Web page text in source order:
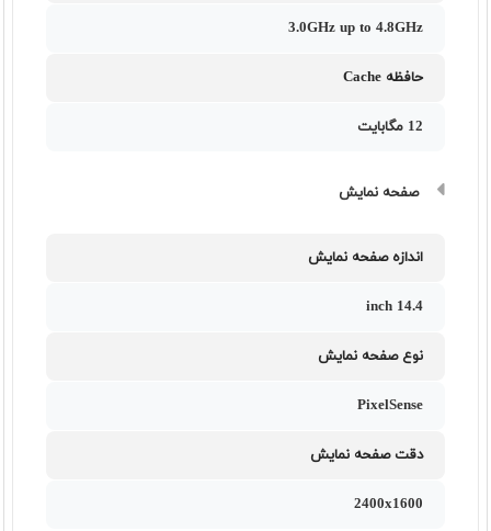
3.0GHz up to 4.8GHz
حافظه Cache
12 مگابایت
صفحه نمایش
اندازه صفحه نمایش
14.4 inch
نوع صفحه نمایش
PixelSense
دقت صفحه نمایش
2400x1600